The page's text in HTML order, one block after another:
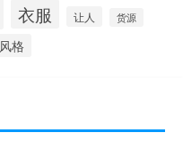
衣服 让人 货源
风格